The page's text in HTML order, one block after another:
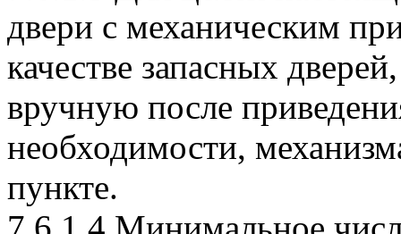
двери с механическим
качестве запасных
вручную после
необходимости,
пункте.